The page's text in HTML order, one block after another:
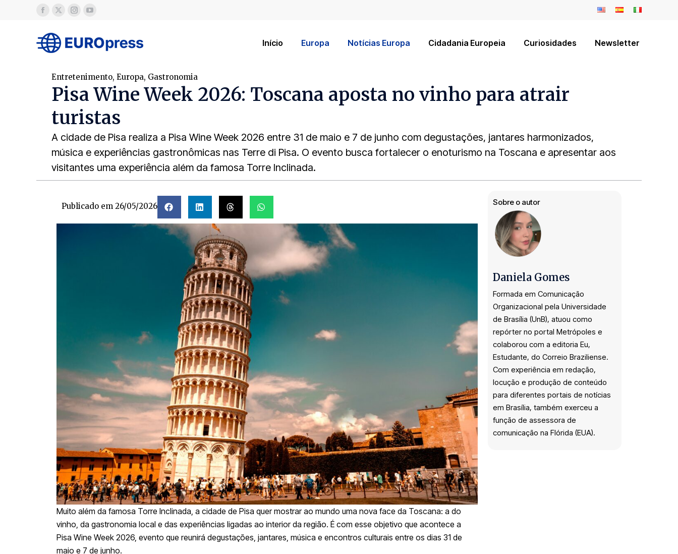
Início Europa Notícias Europa Cidadania Europeia Curiosidades Newsletter
Entretenimento, Europa, Gastronomia
Pisa Wine Week 2026: Toscana aposta no vinho para atrair
turistas
A cidade de Pisa realiza a Pisa Wine Week 2026 entre 31 de maio e 7 de junho com degustações, jantares harmonizados,
música e experiências gastronômicas nas Terre di Pisa. O evento busca fortalecer o enoturismo na Toscana e apresentar aos
visitantes uma experiência além da famosa Torre Inclinada.
Publicado em 26/05/2026
Muito além da famosa Torre Inclinada, a cidade de Pisa quer mostrar ao mundo uma nova face da Toscana: a do
vinho, da gastronomia local e das experiências ligadas ao interior da região. É com esse objetivo que acontece a
Pisa Wine Week 2026, evento que reunirá degustações, jantares, música e encontros culturais entre os dias 31 de
maio e 7 de junho.
Sobre o autor
Daniela Gomes
Formada em Comunicação
Organizacional pela Universidade
de Brasília (UnB), atuou como
repórter no portal Metrópoles e
colaborou com a editoria Eu,
Estudante, do Correio Braziliense.
Com experiência em redação,
locução e produção de conteúdo
para diferentes portais de notícias
em Brasília, também exerceu a
função de assessora de
comunicação na Flórida (EUA).